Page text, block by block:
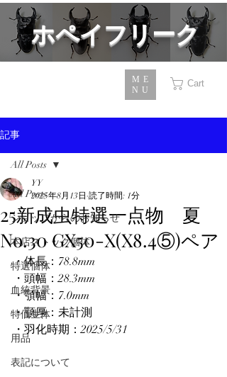
​ホペイフリーク
ME
NU
Cart
記事
All Posts
ショップからのお知らせ
本店ストック個体
特選個体
血統背景
特価生体
用品
表記について
All Posts
25新成虫特選一点物 夏
No.30 GX50-X(X8.4⑤)ペア
YY
2025年8月13日 読了時間: 1分
・体長：78.8mm
・頭幅：28.3mm
・顎幅：7.0mm
・顎厚：未計測
・羽化時期：2025/5/31